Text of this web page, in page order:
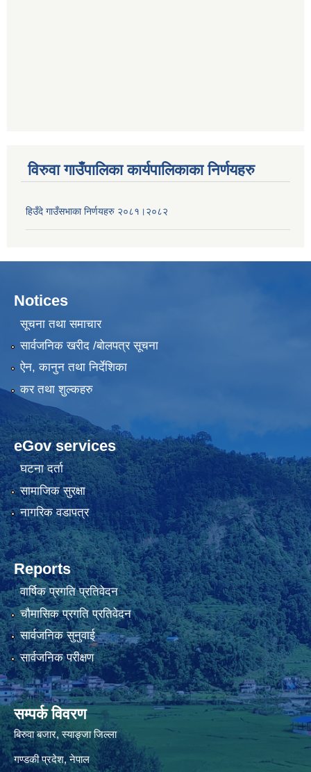
विरुवा गाउँपालिका कार्यपालिकाका निर्णयहरु
हिउँदे गाउँसभाका निर्णयहरु २०८१।२०८२
Notices
सूचना तथा समाचार
सार्वजनिक खरीद /बोलपत्र सूचना
ऐन, कानुन तथा निर्देशिका
कर तथा शुल्कहरु
eGov services
घटना दर्ता
सामाजिक सुरक्षा
नागरिक वडापत्र
Reports
वार्षिक प्रगति प्रतिवेदन
चौमासिक प्रगति प्रतिवेदन
सार्वजनिक सुनुवाई
सार्वजनिक परीक्षण
सम्पर्क विवरण
बिरुवा बजार, स्याङ्जा जिल्ला
गण्डकी प्रदेश, नेपाल